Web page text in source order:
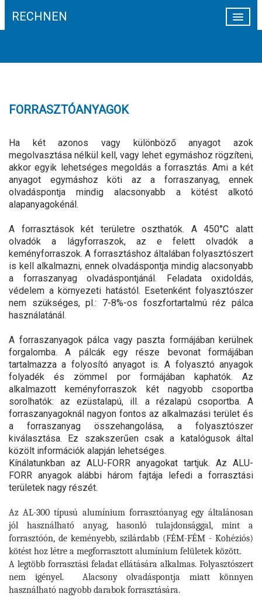
RECHNEN
CÉGINFORMÁCIÓ
WEBSHOP
REFERENCIÁK
KAPCSOLAT
FORRASZTÓANYAGOK
Ha két azonos vagy különböző anyagot azok
megolvasztása nélkül kell, vagy lehet egymáshoz rögzíteni,
akkor egyik lehetséges megoldás a forrasztás. Ami a két
anyagot egymáshoz köti az a forraszanyag, ennek
olvadáspontja mindig alacsonyabb a kötést alkotó
alapanyagokénál.
A forrasztások két területre oszthatók. A 450°C alatt
olvadók a lágyforraszok, az e felett olvadók a
keményforraszok. A forrasztáshoz általában folyasztószert
is kell alkalmazni, ennek olvadáspontja mindig alacsonyabb
a forraszanyag olvadáspontjánál. Feladata oxidoldás,
védelem a környezeti hatástól. Esetenként folyasztószer
nem szükséges, pl.: 7-8%-os foszfortartalmú réz pálca
használatánál.
A forraszanyagok pálca vagy paszta formájában kerülnek
forgalomba. A pálcák egy része bevonat formájában
tartalmazza a folyosító anyagot is. A folyasztó anyagok
folyadék és zömmel por formájában kaphatók. Az
alkalmazott keményforraszok két nagyobb csoportba
sorolhatók: az ezüstalapú, ill. a rézalapú csoportba. A
forraszanyagoknál nagyon fontos az alkalmazási terület és
a forraszanyag összehangolása, a folyasztószer
kiválasztása. Ez szakszerűen csak a katalógusok által
közölt információk alapján lehetséges.
Kínálatunkban az ALU-FORR anyagokat tartjuk. Az ALU-
FORR anyagok alábbi három fajtája lefedi a forrasztási
területek nagy részét.
Az AL-300 típusú alumínium forrasztóanyag egy általánosan
jól használható anyag, hasonló tulajdonsággal, mint a
forrasztóón, de keményebb, szilárdabb (FÉM-FÉM - Kohéziós)
kötést hoz létre a megforrasztott alumínium felületek között.
A legtöbb forrasztási feladat ellátására alkalmas. Folyasztószert
nem igényel.
Alacsony olvadáspontja miatt könnyen
használható nagyobb darabok forrasztására.